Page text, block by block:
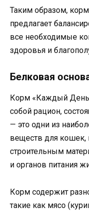
Таким образом,
предлагает
все необходимые
здоровья и
Белковая
Корм «Каждый
собой рацион,
— это одни из
веществ для кошек,
строительным
и органов питания
Корм содержит
такие как мясо